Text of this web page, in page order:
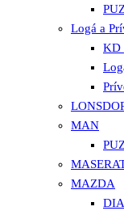
Logá a
KD
MAN
MAZDA